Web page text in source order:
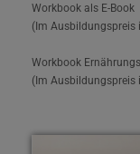
Workbook als E-Book
(Im Ausbildungspreis
Workbook
(Im Ausbildungspreis